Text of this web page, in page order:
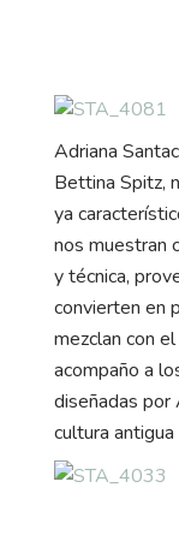
Adriana
Bettina Spitz,
ya
nos muestran
y técnica,
convierten en
mezclan con
acompaño a
diseñadas por
cultura antigua